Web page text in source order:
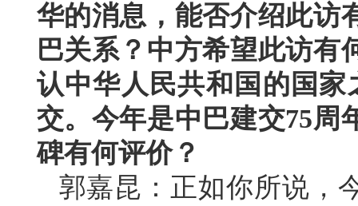
华的消息，能否介绍此访
巴关系？中方希望此访有
认中华人民共和国的国家
交。今年是中巴建交75周
碑有何评价？
郭嘉昆：正如你所说，